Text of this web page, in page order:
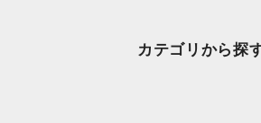
カテゴリから探